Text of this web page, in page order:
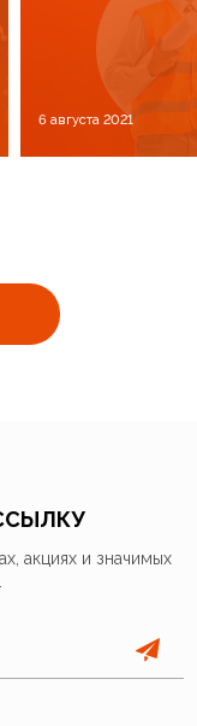
6 августа 2021
акциях и значимых